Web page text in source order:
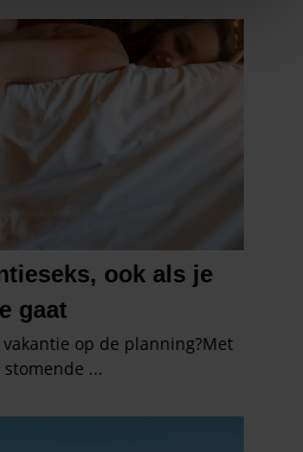
content en advertenties te
voor social media te bieden
te analyseren. Ook delen we
van onze site met onze
adverteren en analyse. Deze
combineren met andere
gebruik van hun services. U
als u onze website blijft